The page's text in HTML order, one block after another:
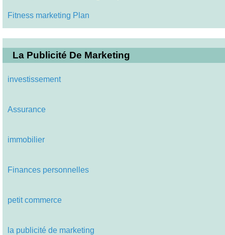
Fitness marketing Plan
La Publicité De Marketing
investissement
Assurance
immobilier
Finances personnelles
petit commerce
la publicité de marketing